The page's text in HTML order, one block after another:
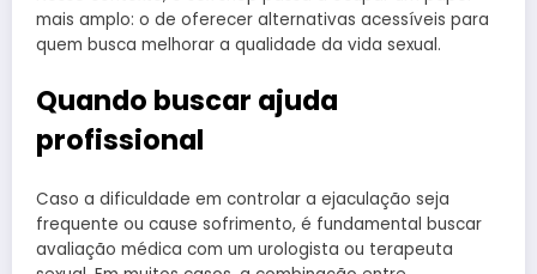
mais amplo: o de oferecer alternativas acessíveis para
quem busca melhorar a qualidade da vida sexual.
Quando buscar ajuda
profissional
Caso a dificuldade em controlar a ejaculação seja
frequente ou cause sofrimento, é fundamental buscar
avaliação médica com um urologista ou terapeuta